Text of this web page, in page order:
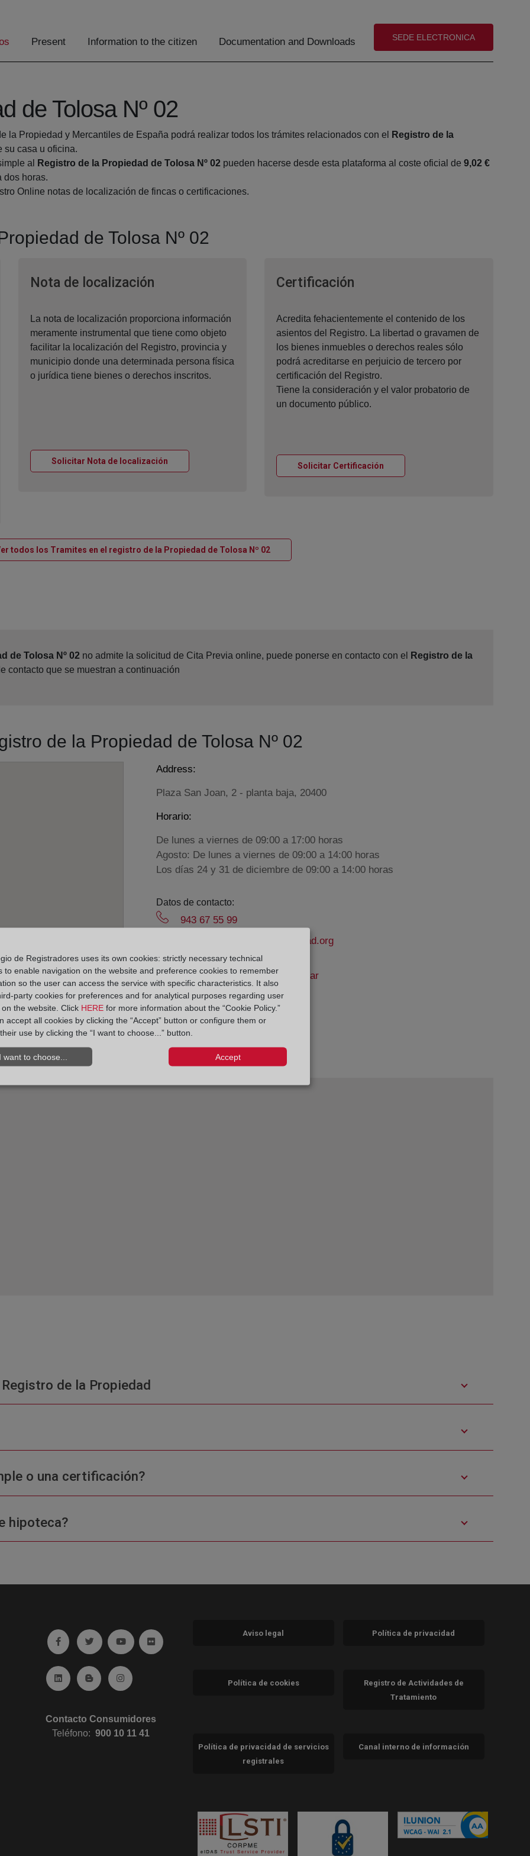
Present Information to the citizen Documentation and Downloads (abre en nueva ventana)
SEDE ELECTRONICA
de Tolosa Nº 02
la Propiedad y Mercantiles de España podrá realizar todos los trámites relacionados con el
Registro de la
su casa u oficina.
al
Registro de la Propiedad de Tolosa Nº 02 pueden hacerse desde esta plataforma al coste oficial de 9,02 €
dos horas.
Online notas de localización de fincas o certificaciones.
de Tolosa Nº 02
Nota de localizaciónVentana nueva
La nota de localización proporciona información
meramente instrumental que tiene como objeto
facilitar la localización del Registro, provincia y
municipio donde una determinada persona física
o jurídica tiene bienes o derechos inscritos.
Solicitar Nota de localizaciónVentana nueva
Certificación
Acredita fehacientemente el contenido de los
asientos del Registro. La libertad o gravamen de
los bienes inmuebles o derechos reales sólo
podrá acreditarse en perjuicio de tercero por
certificación del Registro.
Tiene la consideración y el valor probatorio de
un documento público.
Solicitar Certificación
todos los Tramites en el registro de la Propiedad de Tolosa Nº 02Ventana nueva
de Tolosa Nº 02 no admite la solicitud de Cita Previa online, puede ponerse en contacto con el
Registro de la
contacto que se muestran a continuación
de la Propiedad de Tolosa Nº 02
Address:
Plaza San Joan, 2 - planta baja, 20400
Horario:
De lunes a viernes de 09:00 a 17:00 horas
Agosto: De lunes a viernes de 09:00 a 14:00 horas
Los días 24 y 31 de diciembre de 09:00 a 14:00 horas
Datos de contacto:
943 67 55 99
tolosa2@registrodelapropiedad.org
Datos del Registrador:
Daniel Enrique Ferrán Del Villar
Delegado de Protección de Datos:
dpo@corpme.es
distrito hipotecario
de la Propiedad
o una certificación?
hipoteca?
Ir a facebook (abre en ventana nueva)
Ir a twitter (abre en ventana nueva)
Ir a YouTube (abre en ventana nueva)
Ir a Flickr (abre en ventana nueva)
Ir a Linkedin (abre en ventana nueva)
Ir al Blog (abre en ventana nueva)
Ir a Instagram (abre en ventana nueva)
Contacto Consumidores
Teléfono:900 10 11 41
Aviso legal Política de privacidad
Política de cookies
Registro de Actividades de
Tratamiento
Política de privacidad de servicios
registrales
Canal interno de información
de Registradores uses its own cookies: strictly necessary technical
to enable navigation on the website and preference cookies to remember
so the user can access the service with specific characteristics. It also
party cookies for preferences and for analytical purposes regarding user
the website. Click HERE for more information about the “Cookie Policy.”
accept all cookies by clicking the “Accept” button or configure them or
use by clicking the “I want to choose...” button.
I want to choose... Accept